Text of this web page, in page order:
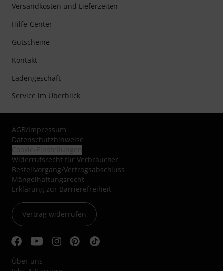
Versandkosten und Lieferzeiten
Hilfe-Center
Gutscheine
Kontakt
Ladengeschäft
Service im Überblick
AGB/Impressum
Datenschutzhinweise
Widerrufsrecht für Verbraucher
Bestellvorgang/Vertragsabschluss
Mängelhaftungsrecht
Erklärung zur Barrierefreiheit
Vertrag widerrufen
Über uns